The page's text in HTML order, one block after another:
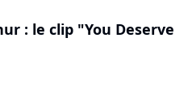
: le clip "You Deserve